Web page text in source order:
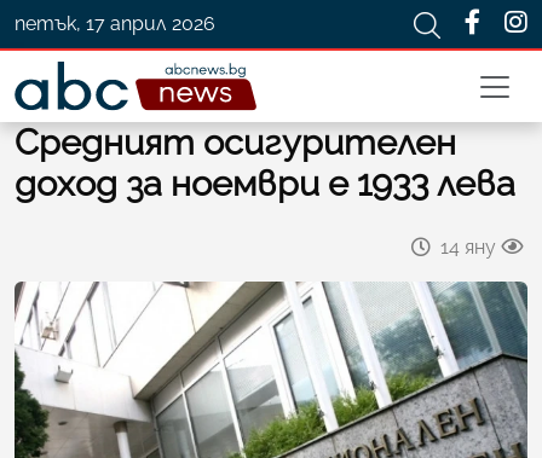
петък, 17 април 2026
Средният осигурителен
доход за ноември е 1933 лева
14 яну